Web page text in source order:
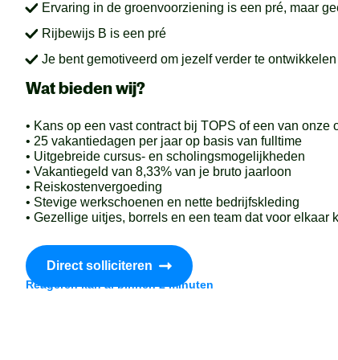
Ervaring in de groenvoorziening is een pré, maar
Rijbewijs B is een pré
Je bent gemotiveerd om jezelf verder te
Wat bieden wij?
• Kans op een vast contract bij TOPS of een van onze
• 25 vakantiedagen per jaar op basis van fulltime
• Uitgebreide cursus- en scholingsmogelijkheden
• Vakantiegeld van 8,33% van je bruto jaarloon
• Reiskostenvergoeding
• Stevige werkschoenen en nette bedrijfskleding
• Gezellige uitjes, borrels en een team dat voor elkaar
Direct solliciteren
Reageren kan al binnen 2 minuten